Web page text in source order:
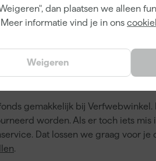
dan plaatsen we alleen
informatie vind je in ons
Weigeren
te delen door het
theoretisch rendement. Let erop
erg zuigende ondergrond is
schildert of wanneer je een
gemakkelijk bij
worden. Als er toch iets mis
Dat lossen we graag voor je
.